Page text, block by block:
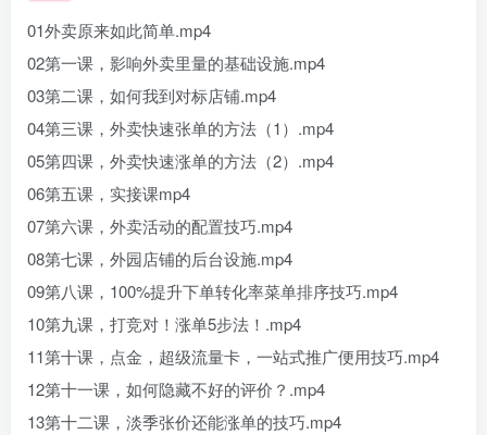
01外卖原来如此简单.mp4
02第一课，影响外卖里量的基础设施.mp4
03第二课，如何我到对标店铺.mp4
04第三课，外卖快速张单的方法（1）.mp4
05第四课，外卖快速涨单的方法（2）.mp4
06第五课，实接课mp4
07第六课，外卖活动的配置技巧.mp4
08第七课，外园店铺的后台设施.mp4
09第八课，100%提升下单转化率菜单排序技巧.mp4
10第九课，打竞对！涨单5步法！.mp4
11第十课，点金，超级流量卡，一站式推广便用技巧.mp4
12第十一课，如何隐藏不好的评价？.mp4
13第十二课，淡季张价还能涨单的技巧.mp4